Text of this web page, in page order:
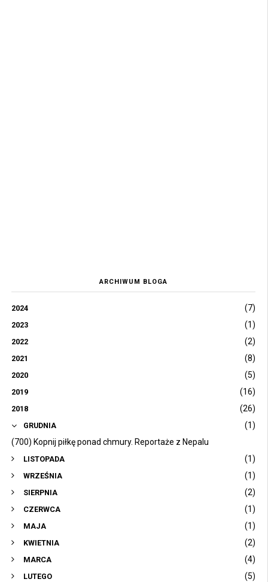
ARCHIWUM BLOGA
2024 (7)
2023 (1)
2022 (2)
2021 (8)
2020 (5)
2019 (16)
2018 (26)
GRUDNIA
(1)
(700) Kopnij piłkę ponad chmury. Reportaże z Nepalu
LISTOPADA (1)
WRZEŚNIA (1)
SIERPNIA (2)
CZERWCA (1)
MAJA (1)
KWIETNIA (2)
MARCA (4)
LUTEGO (5)